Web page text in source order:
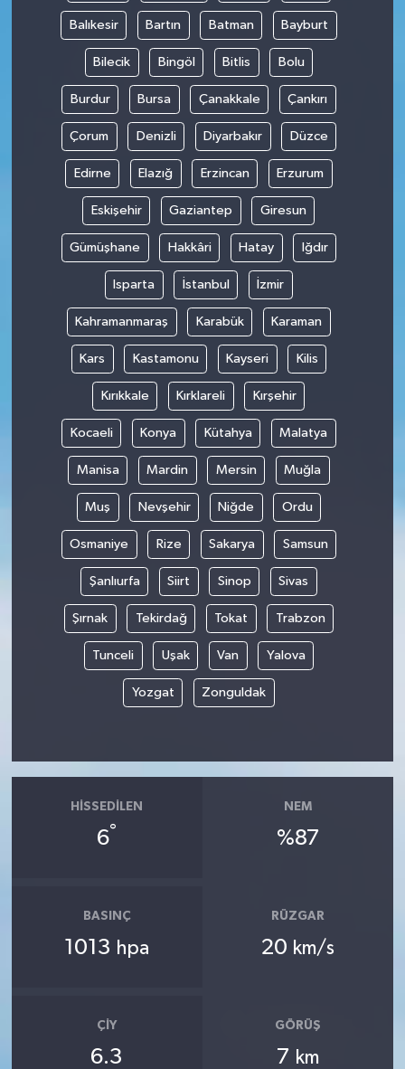
Balıkesir Bartın Batman Bayburt
Bilecik Bingöl Bitlis Bolu
Burdur Bursa Çanakkale Çankırı
Çorum Denizli Diyarbakır Düzce
Edirne Elazığ Erzincan Erzurum
Eskişehir Gaziantep Giresun
Gümüşhane Hakkâri Hatay Iğdır
Isparta İstanbul İzmir
Kahramanmaraş Karabük Karaman
Kars Kastamonu Kayseri Kilis
Kırıkkale Kırklareli Kırşehir
Kocaeli Konya Kütahya Malatya
Manisa Mardin Mersin Muğla
Muş Nevşehir Niğde Ordu
Osmaniye Rize Sakarya Samsun
Şanlıurfa Siirt Sinop Sivas
Şırnak Tekirdağ Tokat Trabzon
Tunceli Uşak Van Yalova
Yozgat Zonguldak
HISSEDILEN
6°
NEM
%87
BASINÇ
1013 hpa
RÜZGAR
20 km/s
ÇIY
6.3
GÖRÜŞ
7 km